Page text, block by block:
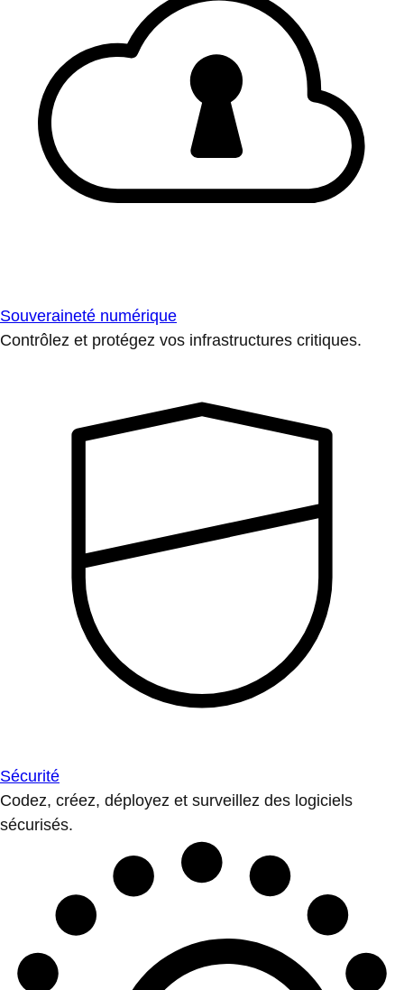
Souveraineté numérique
Contrôlez et protégez vos infrastructures critiques.
Sécurité
Codez, créez, déployez et surveillez des logiciels
sécurisés.